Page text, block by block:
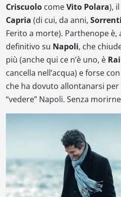
Criscuolo comeVito Polara),
Capria (di cui, da anni,
Ferito a morte). Parthenope è,
definitivo su Napoli, che
più (anche qui ce n’è uno, è
cancella nell’acqua) e forse
che ha dovuto allontanarsi
“vedere” Napoli. Senza